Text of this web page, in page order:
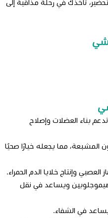
تأخذك في رحلة مذاقية إلى
بناء العضلات وإصلاح
مما يجعله خيارًا صحيًا
ويساعد في نقل
في الشفاء.